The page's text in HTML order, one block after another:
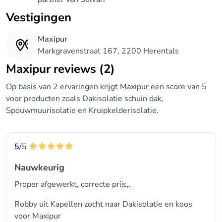
Vestigingen
Maxipur
Markgravenstraat 167, 2200 Herentals
Maxipur reviews (2)
Op basis van 2 ervaringen krijgt Maxipur een score van 5
voor producten zoals Dakisolatie schuin dak,
Spouwmuurisolatie en Kruipkelderisolatie.
5/5
Nauwkeurig
Proper afgewerkt, correcte prijs,.
Robby uit Kapellen zocht naar Dakisolatie en koos
voor Maxipur